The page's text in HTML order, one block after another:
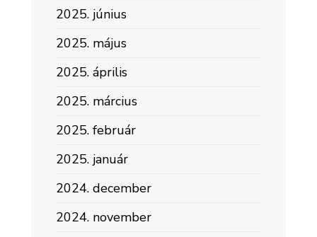
2025. június
2025. május
2025. április
2025. március
2025. február
2025. január
2024. december
2024. november